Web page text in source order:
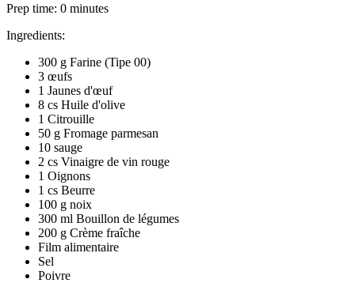
Prep time: 0 minutes
Ingredients:
300 g Farine (Tipe 00)
3 œufs
1 Jaunes d'œuf
8 cs Huile d'olive
1 Citrouille
50 g Fromage parmesan
10 sauge
2 cs Vinaigre de vin rouge
1 Oignons
1 cs Beurre
100 g noix
300 ml Bouillon de légumes
200 g Crème fraîche
Film alimentaire
Sel
Poivre